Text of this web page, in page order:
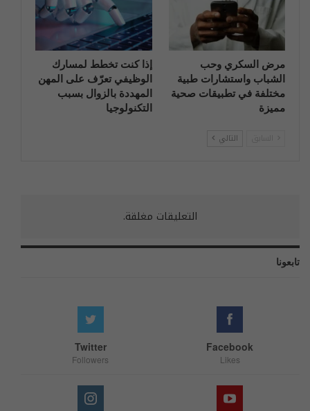
مرض السكري وحب
الشباب واستشارات طبية
مختلفة في تطبيقات صحية
مميزة
إذا كنت تخطط لمسارك
الوظيفي تعرّف على المهن
المهددة بالزوال بسبب
التكنولوجيا
التالي
التعليقات مغلقة.
تابعونا
Facebook
Likes
Twitter
Followers